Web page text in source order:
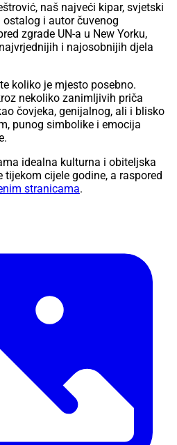
naš najveći kipar, svjetski
i autor čuvenog
zgrade UN-a u New Yorku,
i najosobnijih djela
koliko je mjesto posebno.
nekoliko zanimljivih priča
čovjeka, genijalnog, ali i blisko
punog simbolike i emocija
idealna kulturna i obiteljska
tijekom cijele godine, a raspored
stranicama.